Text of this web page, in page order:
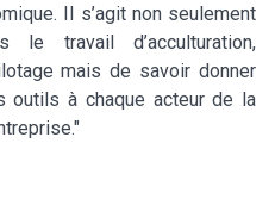
Il s’agit non seulement
le travail d’acculturation,
mais de savoir donner
à chaque acteur de la